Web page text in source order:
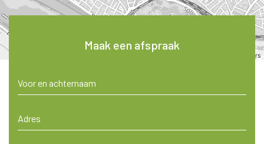
Leaflet contributors
Maak een afspraak